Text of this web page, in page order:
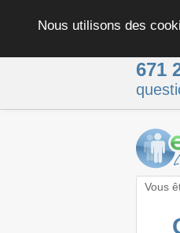
Nous utilisons des
671
Vous